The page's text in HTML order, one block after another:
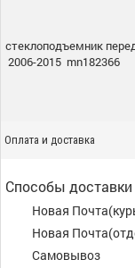
стеклоподъемник
2006-2015 mn182366
Оплата и доставка
Способы доставки
Новая
Новая
Самовывоз